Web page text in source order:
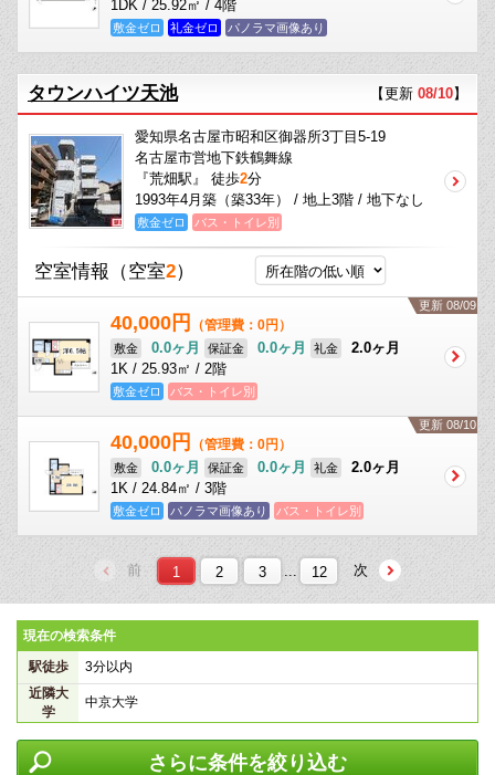
1DK / 25.92㎡ / 4階
敷金ゼロ 礼金ゼロ パノラマ画像あり
タウンハイツ天池 【更新 08/10】
愛知県名古屋市昭和区御器所3丁目5-19
名古屋市営地下鉄鶴舞線
『荒畑駅』 徒歩2分
1993年4月築（築33年） / 地上3階 / 地下なし
敷金ゼロ バス・トイレ別
空室情報 （空室2）
更新 08/09
40,000円 （管理費：0円）
敷金 0.0ヶ月 保証金 0.0ヶ月 礼金
2.0ヶ月
1K / 25.93㎡ / 2階
敷金ゼロ バス・トイレ別
更新 08/10
40,000円 （管理費：0円）
敷金 0.0ヶ月 保証金 0.0ヶ月 礼金
2.0ヶ月
1K / 24.84㎡ / 3階
敷金ゼロ パノラマ画像あり バス・トイレ別
前 1 2 3 12 次
現在の検索条件
駅徒歩
3分以内
近隣大
学
中京大学
さらに条件を絞り込む